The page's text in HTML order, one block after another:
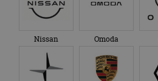
Nissan Omoda